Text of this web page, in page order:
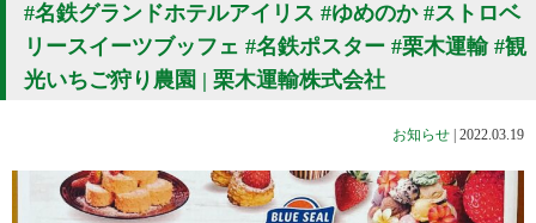
#名鉄グランドホテルアイリス #ゆめのか #ストロベ
リースイーツブッフェ #名鉄ポスター #栗木運輸 #観
光いちご狩り農園 | 栗木運輸株式会社
お知らせ 2022.03.19